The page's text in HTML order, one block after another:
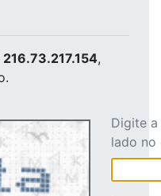
216.73.217.154,
Digite
lado no